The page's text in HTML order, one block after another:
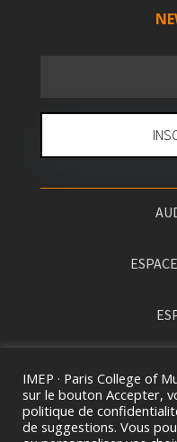
IMEP · Paris College of
sur le bouton Accepter,
politique de
de suggestions. Vous